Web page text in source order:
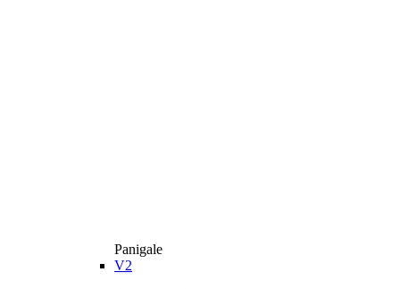
Panigale
V2